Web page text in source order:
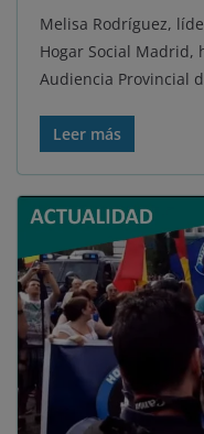
Melisa Rodríguez,
Hogar Social Madrid,
Audiencia Provincial
Leer más